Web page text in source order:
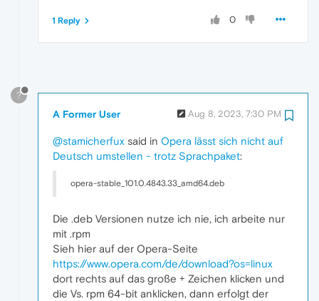
0
1 Reply
?
A Former User Aug 8, 2023, 7:30 PM
@stamicherfux said in Opera lässt sich nicht auf
Deutsch umstellen - trotz Sprachpaket:
opera-stable_101.0.4843.33_amd64.deb
Die .deb Versionen nutze ich nie, ich arbeite nur
mit .rpm
Sieh hier auf der Opera-Seite
https://www.opera.com/de/download?os=linux
dort rechts auf das große + Zeichen klicken und
die Vs. rpm 64-bit anklicken, dann erfolgt der